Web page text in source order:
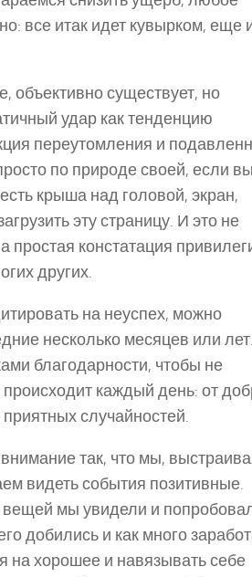
все итак идет кувырком, еще
объективно существует, но
удар как тенденцию
переутомления и
по природе своей, если вы
крыша над головой, экран,
эту страницу. И это не
констатация
других.
на неуспех, можно
несколько месяцев или лет.
благодарности, чтобы не
каждый день: от
случайностей.
так, что мы,
видеть события позитивные.
мы увидели и
добились и как много
на хорошее и навязывать себе